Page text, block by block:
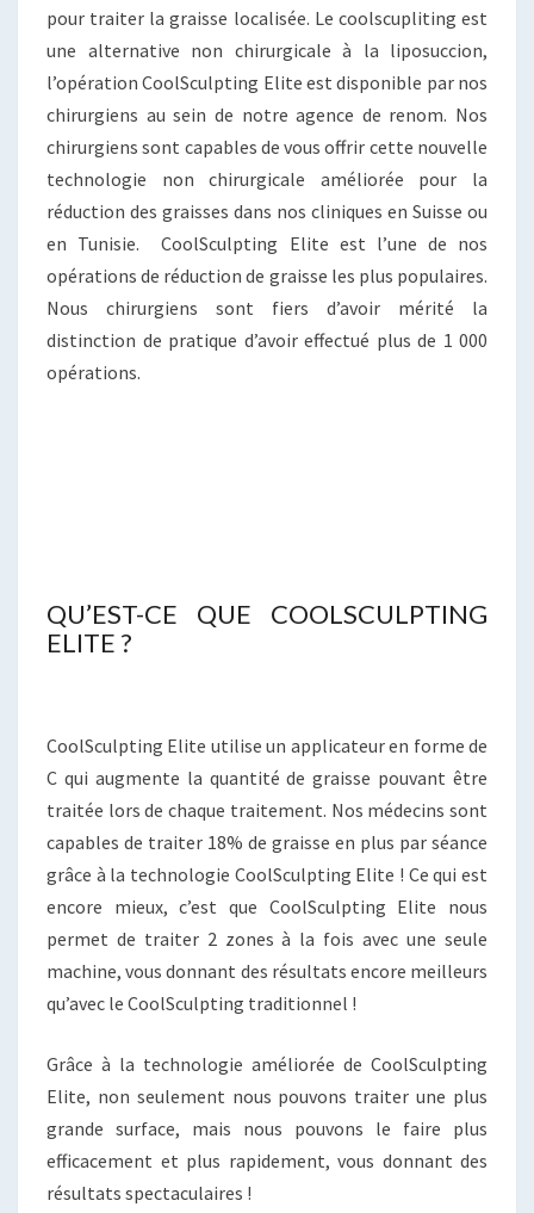
pour traiter la graisse localisée. Le coolscupliting est
une alternative non chirurgicale à la liposuccion,
l’opération CoolSculpting Elite est disponible par nos
chirurgiens au sein de notre agence de renom. Nos
chirurgiens sont capables de vous offrir cette nouvelle
technologie non chirurgicale améliorée pour la
réduction des graisses dans nos cliniques en Suisse ou
en Tunisie. CoolSculpting Elite est l’une de nos
opérations de réduction de graisse les plus populaires.
Nous chirurgiens sont fiers d’avoir mérité la
distinction de pratique d’avoir effectué plus de 1 000
opérations.
QU’EST-CE QUE COOLSCULPTING
ELITE ?
CoolSculpting Elite utilise un applicateur en forme de
C qui augmente la quantité de graisse pouvant être
traitée lors de chaque traitement. Nos médecins sont
capables de traiter 18% de graisse en plus par séance
grâce à la technologie CoolSculpting Elite ! Ce qui est
encore mieux, c’est que CoolSculpting Elite nous
permet de traiter 2 zones à la fois avec une seule
machine, vous donnant des résultats encore meilleurs
qu’avec le CoolSculpting traditionnel !
Grâce à la technologie améliorée de CoolSculpting
Elite, non seulement nous pouvons traiter une plus
grande surface, mais nous pouvons le faire plus
efficacement et plus rapidement, vous donnant des
résultats spectaculaires !